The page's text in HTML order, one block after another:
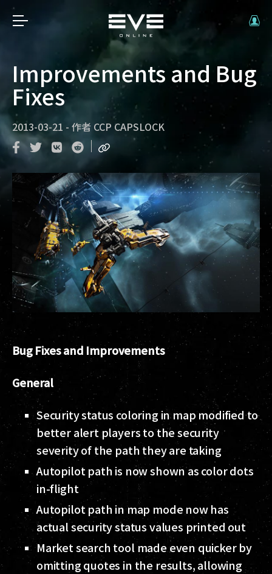
Improvements and Bug
Fixes
2013-03-21 - 作者 CCP CAPSLOCK
Bug Fixes and Improvements
General
Security status coloring in map modified to
better alert players to the security
severity of the path they are taking
Autopilot path is now shown as color dots
in-flight
Autopilot path in map mode now has
actual security status values printed out
Market search tool made even quicker by
omitting quotes in the results, allowing